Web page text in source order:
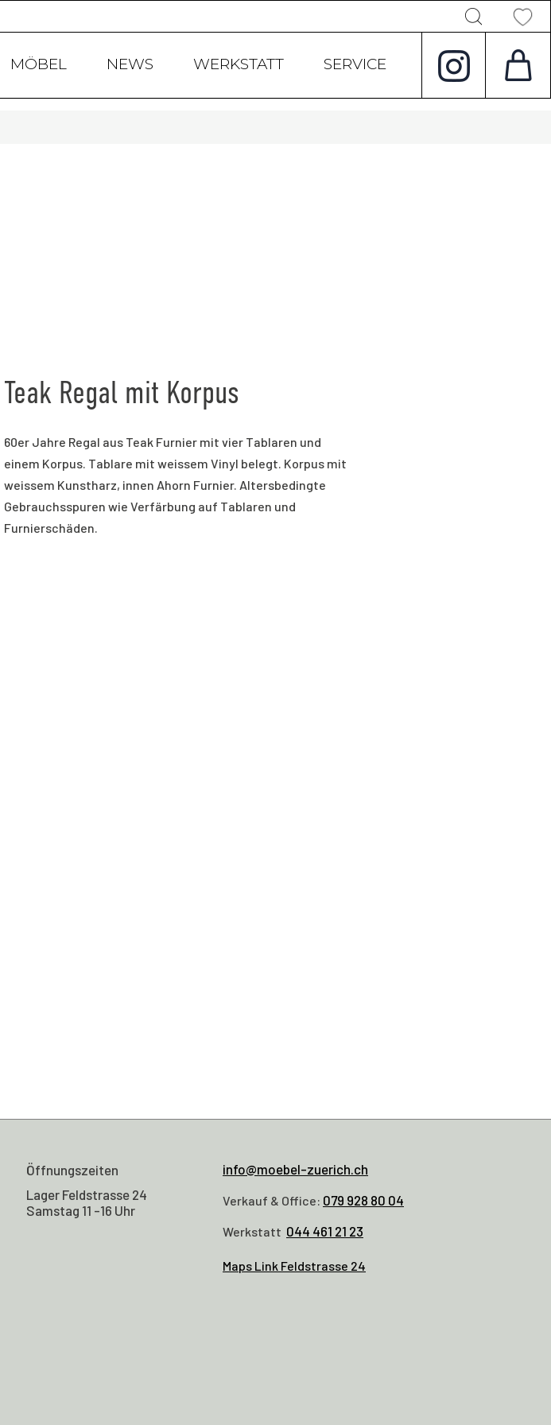
MÖBEL NEWS WERKSTATT SERVICE
Products
Teak Regal mit Korpus
60er Jahre Regal aus Teak Furnier mit vier Tablaren und
einem Korpus. Tablare mit weissem Vinyl belegt. Korpus mit
weissem Kunstharz, innen Ahorn Furnier. Altersbedingte
Gebrauchsspuren wie Verfärbung auf Tablaren und
Furnierschäden.
Öffnungszeiten
Lager Feldstrasse 24
Samstag 11 -16 Uhr
info@moebel-zuerich.ch
Verkauf & Office: 079 928 80 04
Werkstatt 044 461 21 23
Maps Link Feldstrasse 24